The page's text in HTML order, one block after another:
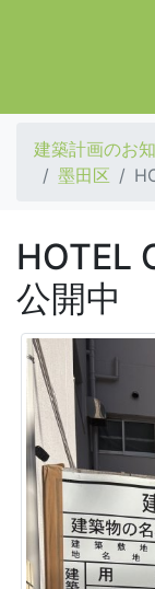
建築計画のお
墨田区
HOTEL
公開中